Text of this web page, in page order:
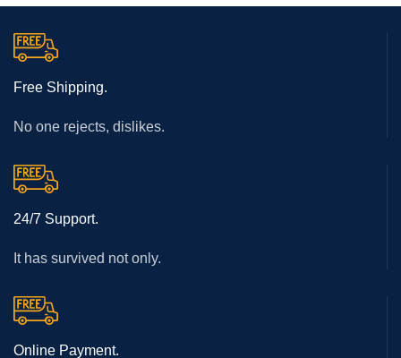
Free Shipping.
No one rejects, dislikes.
24/7 Support.
It has survived not only.
Online Payment.